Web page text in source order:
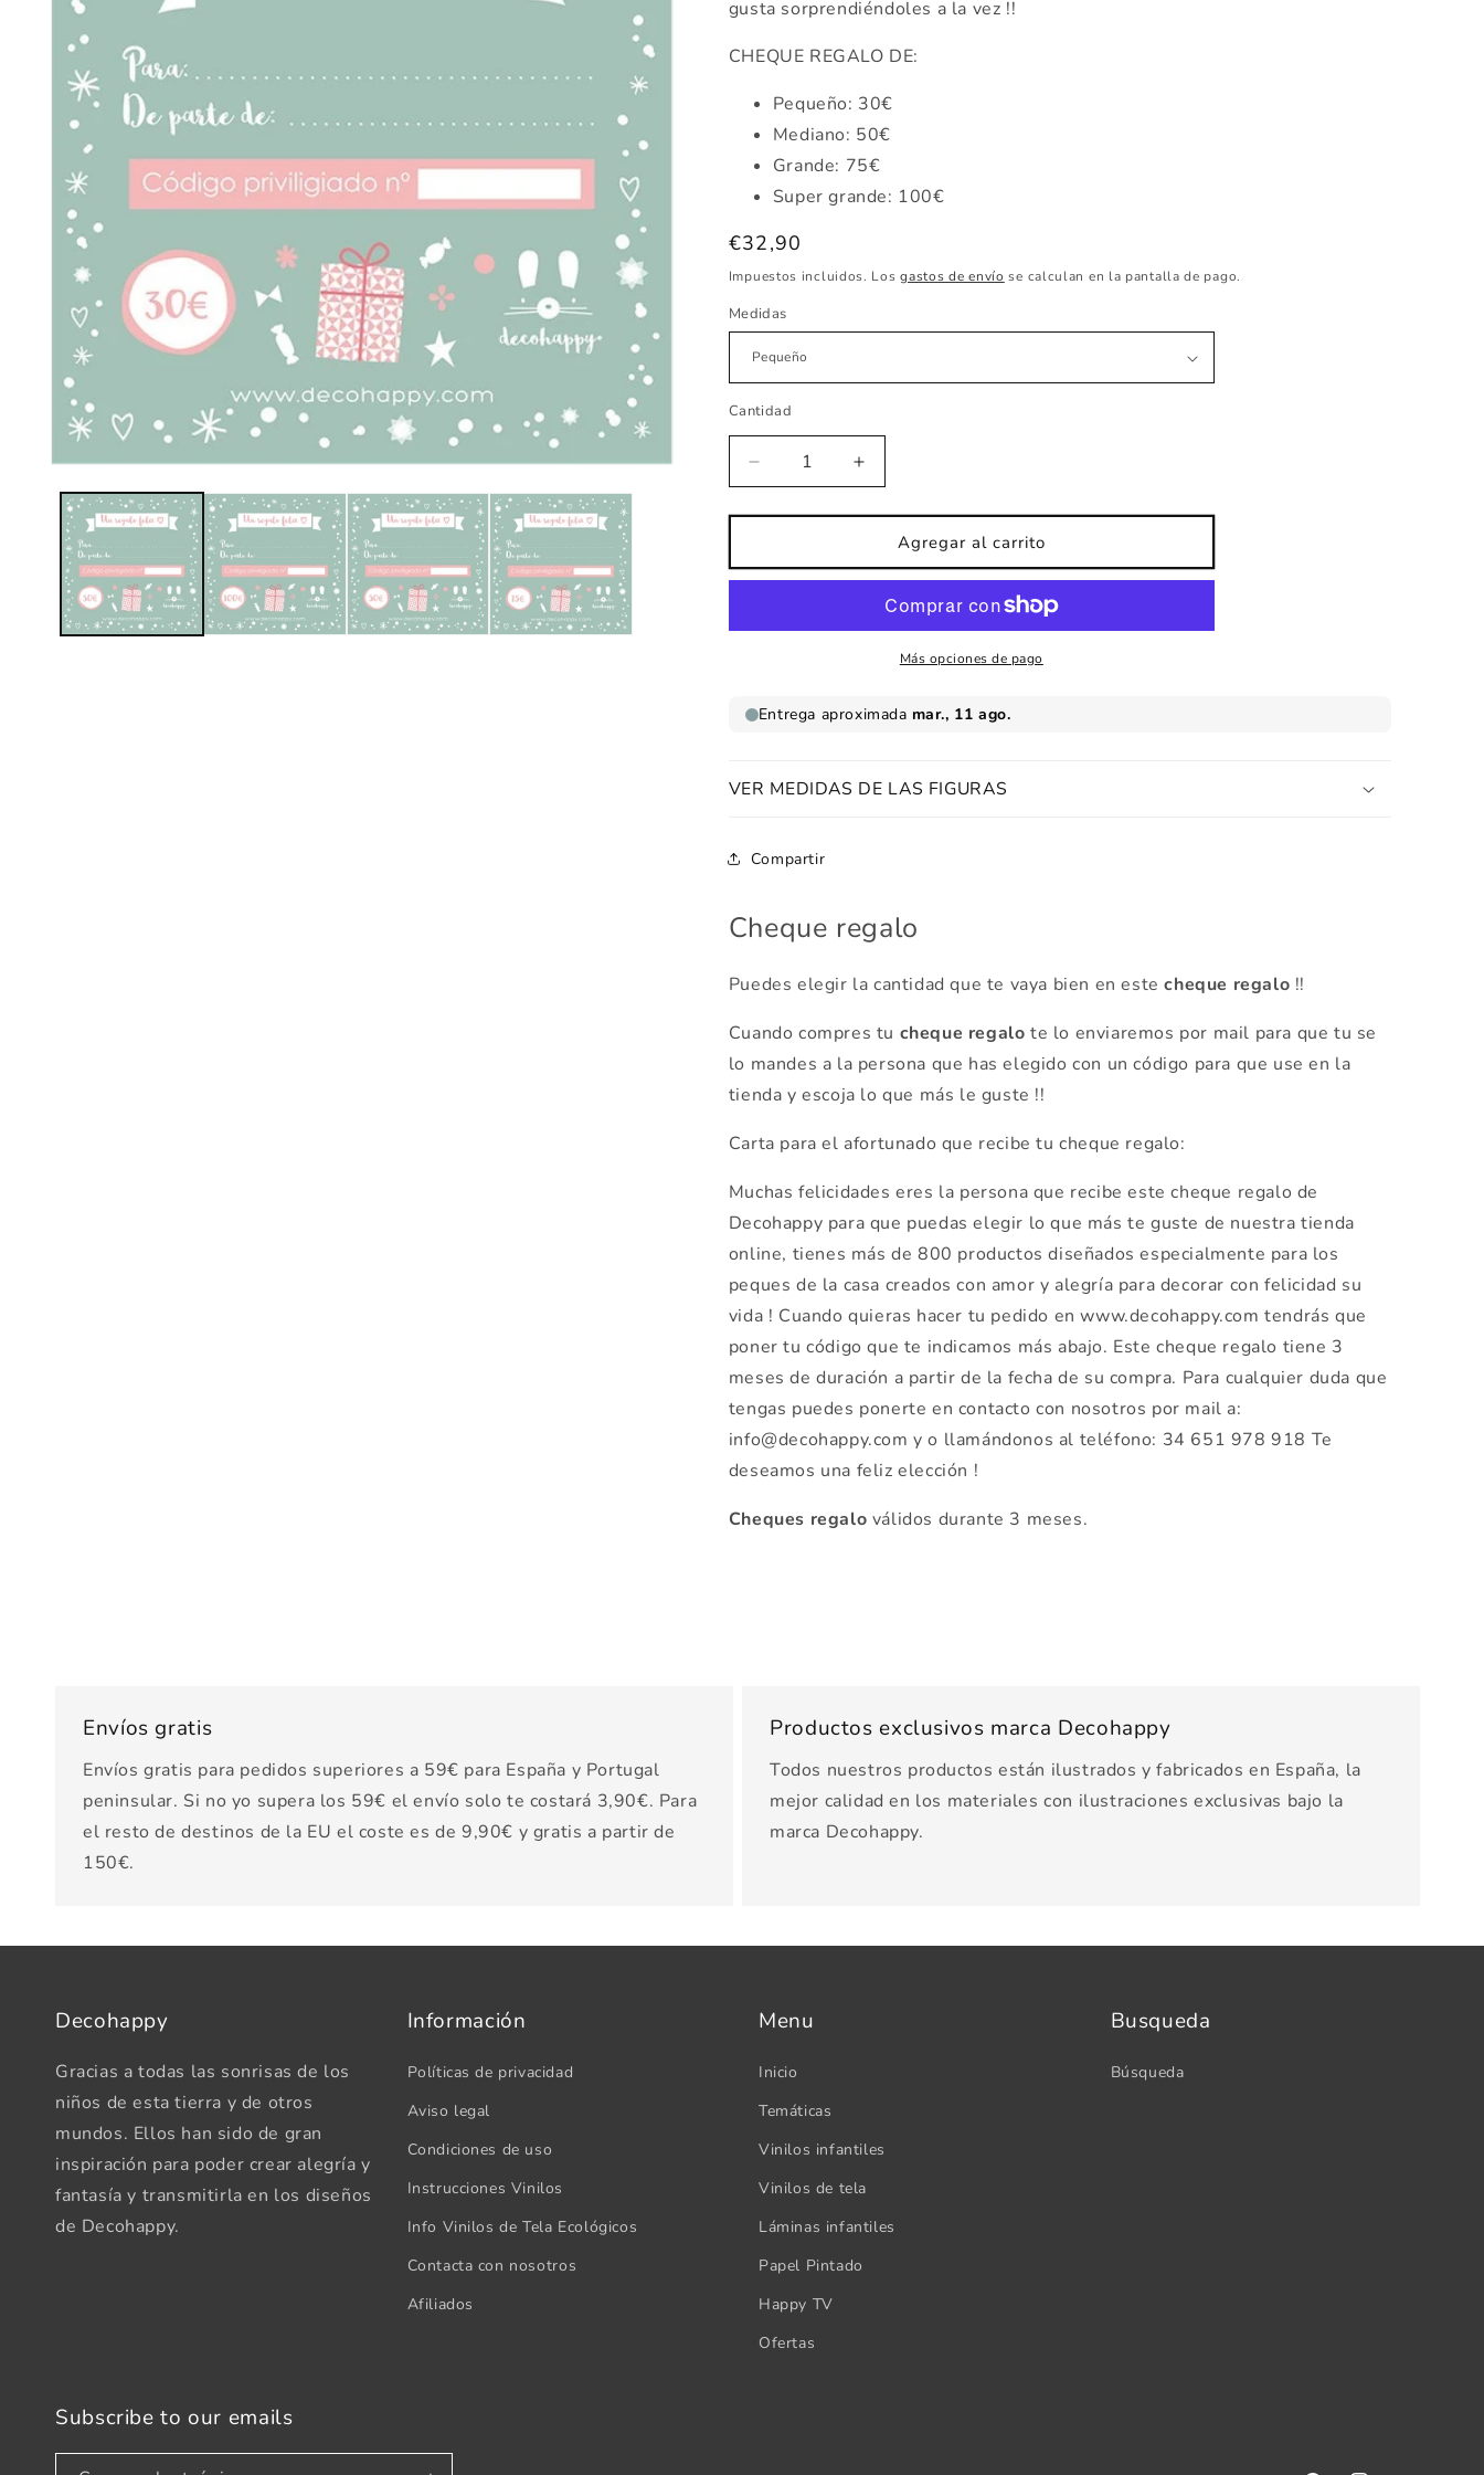
gusta sorprendiéndoles a la vez !!
CHEQUE REGALO DE:
Pequeño: 30€
Mediano: 50€
Grande: 75€
Super grande: 100€
Precio
habitual
€32,90
Impuestos incluidos. Losgastos de envío se calculan en la pantalla de pago.
Medidas
Cantidad
Reducir
cantidad
para
regalo
Aumentar
cantidad
para
Cheque
regalo
Agregar al carrito
Más opciones de pago
VER MEDIDAS DE LAS FIGURAS
Compartir
Cheque regalo
Puedes elegir la cantidad que te vaya bien en estecheque regalo !!
Cuando compres tu cheque regalo te lo enviaremos por mail para que tu se
lo mandes a la persona que has elegido con un código para que use en la
tienda y escoja lo que más le guste !!
Carta para el afortunado que recibe tu cheque regalo:
Muchas felicidades eres la persona que recibe este cheque regalo de
Decohappy para que puedas elegir lo que más te guste de nuestra tienda
online, tienes más de 800 productos diseñados especialmente para los
peques de la casa creados con amor y alegría para decorar con felicidad su
vida ! Cuando quieras hacer tu pedido en www.decohappy.com tendrás que
poner tu código que te indicamos más abajo. Este cheque regalo tiene 3
meses de duración a partir de la fecha de su compra. Para cualquier duda que
tengas puedes ponerte en contacto con nosotros por mail a:
info@decohappy.com y o llamándonos al teléfono: 34 651 978 918 Te
deseamos una feliz elección !
Cheques regalo válidos durante 3 meses.
Envíos gratis
Envíos gratis para pedidos superiores a 59€ para España y Portugal
peninsular. Si no yo supera los 59€ el envío solo te costará 3,90€. Para
el resto de destinos de la EU el coste es de 9,90€ y gratis a partir de
150€.
Productos exclusivos marca Decohappy
Todos nuestros productos están ilustrados y fabricados en España, la
mejor calidad en los materiales con ilustraciones exclusivas bajo la
marca Decohappy.
Decohappy
Gracias a todas las sonrisas de los
niños de esta tierra y de otros
mundos. Ellos han sido de gran
inspiración para poder crear alegría y
fantasía y transmitirla en los diseños
de Decohappy.
Información
Políticas de privacidad
Aviso legal
Condiciones de uso
Instrucciones Vinilos
Info Vinilos de Tela Ecológicos
Contacta con nosotros
Afiliados
Menu
Inicio
Temáticas
Vinilos infantiles
Vinilos de tela
Láminas infantiles
Papel Pintado
Happy TV
Ofertas
Busqueda
Búsqueda
Subscribe to our emails